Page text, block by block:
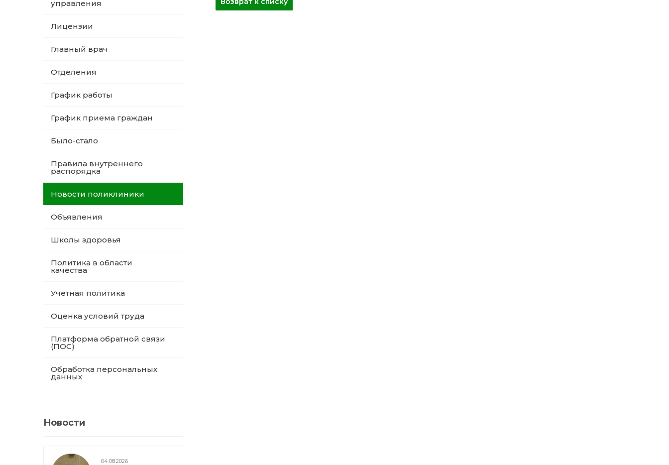
управления
Лицензии
Главный врач
Отделения
График работы
График приема граждан
Было-стало
Правила внутреннего
распорядка
Новости поликлиники
Объявления
Школы здоровья
Политика в области
качества
Учетная политика
Оценка условий труда
Платформа обратной связи
(ПОС)
Обработка персональных
данных
Новости
04.08.2026